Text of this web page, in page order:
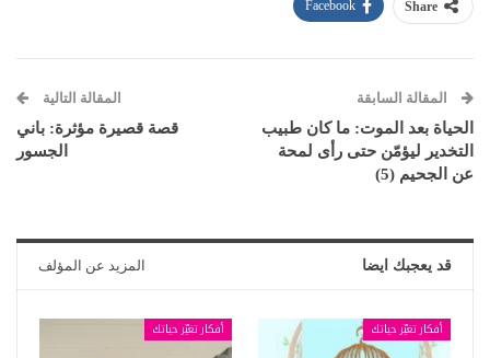
Share
Facebook
المقالة السابقة
الحياة بعد الموت: ما كان طبيب
التخدير ليؤمّن حتى رأى لمحة
عن الجحيم (5)
المقالة التالية
قصة قصيرة مؤثرة: باني
الجسور
قد يعجبك ايضا المزيد عن المؤلف
أفكار تغيّر حياتك أفكار تغيّر حياتك